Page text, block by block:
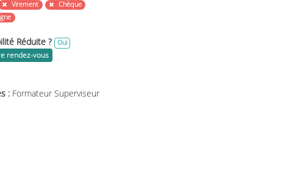
Virement
Chèque
Réduite ? Oui
rendez-vous
: Formateur Superviseur